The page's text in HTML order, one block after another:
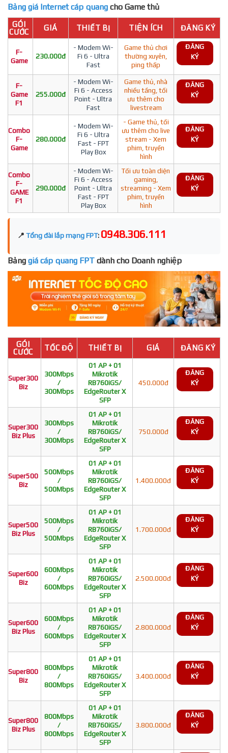
Bảng giá Internet cáp quang cho Game thủ
GÓI
CƯỚC
GIÁ THIẾT BỊ TIỆN ÍCH ĐĂNG KÝ
F-
Game
230.000đ
- Modem Wi-
Fi 6 - Ultra
Fast
Game thủ chơi
thường xuyên,
ping thấp
ĐĂNG
KÝ
F-
Game
F1
255.000đ
- Modem Wi-
Fi 6 - Access
Point - Ultra
Fast
Game thủ, nhà
nhiều tầng, tối
ưu thêm cho
livestream
ĐĂNG
KÝ
Combo
F-
Game
280.000đ
- Modem Wi-
Fi 6 - Ultra
Fast - FPT
Play Box
- Game thủ, tối
ưu thêm cho live
stream - Xem
phim, truyền
hình
ĐĂNG
KÝ
Combo
F-
GAME
F1
290.000đ
- Modem Wi-
Fi 6 - Access
Point - Ultra
Fast - FPT
Play Box
Tối ưu toàn diện
gaming,
streaming - Xem
phim, truyền
hình
ĐĂNG
KÝ
📍 Tổng đài lắp mạng FPT: 0948.306.111
Bảng giá cáp quang FPT dành cho Doanh nghiệp
GÓI
CƯỚC
TỐC ĐỘ THIẾT BỊ GIÁ ĐĂNG KÝ
Super300
Biz
300Mbps
/
300Mbps
01 AP + 01
Mikrotik
RB760iGS/
EdgeRouter X
SFP
450.000đ
ĐĂNG
KÝ
Super300
Biz Plus
300Mbps
/
300Mbps
01 AP + 01
Mikrotik
RB760iGS/
EdgeRouter X
SFP
750.000đ
ĐĂNG
KÝ
Super500
Biz
500Mbps
/
500Mbps
01 AP + 01
Mikrotik
RB760iGS/
EdgeRouter X
SFP
1.400.000đ
ĐĂNG
KÝ
Super500
Biz Plus
500Mbps
/
500Mbps
01 AP + 01
Mikrotik
RB760iGS/
EdgeRouter X
SFP
1.700.000đ
ĐĂNG
KÝ
Super600
Biz
600Mbps
/
600Mbps
01 AP + 01
Mikrotik
RB760iGS/
EdgeRouter X
SFP
2.500.000đ
ĐĂNG
KÝ
Super600
Biz Plus
600Mbps
/
600Mbps
01 AP + 01
Mikrotik
RB760iGS/
EdgeRouter X
SFP
2.800.000đ
ĐĂNG
KÝ
Super800
Biz
800Mbps
/
800Mbps
01 AP + 01
Mikrotik
RB760iGS/
EdgeRouter X
SFP
3.400.000đ
ĐĂNG
KÝ
Super800
Biz Plus
800Mbps
/
800Mbps
01 AP + 01
Mikrotik
RB760iGS/
EdgeRouter X
SFP
3.800.000đ
ĐĂNG
KÝ